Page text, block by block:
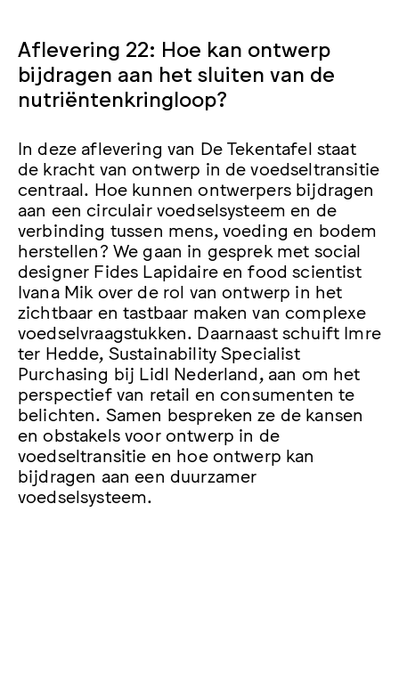
Aflevering 22: Hoe kan ontwerp
bijdragen aan het sluiten van de
nutriëntenkringloop?
In deze aflevering van De Tekentafel staat
de kracht van ontwerp in de voedseltransitie
centraal. Hoe kunnen ontwerpers bijdragen
aan een circulair voedselsysteem en de
verbinding tussen mens, voeding en bodem
herstellen? We gaan in gesprek met social
designer Fides Lapidaire en food scientist
Ivana Mik over de rol van ontwerp in het
zichtbaar en tastbaar maken van complexe
voedselvraagstukken. Daarnaast schuift Imre
ter Hedde, Sustainability Specialist
Purchasing bij Lidl Nederland, aan om het
perspectief van retail en consumenten te
belichten. Samen bespreken ze de kansen
en obstakels voor ontwerp in de
voedseltransitie en hoe ontwerp kan
bijdragen aan een duurzamer
voedselsysteem.